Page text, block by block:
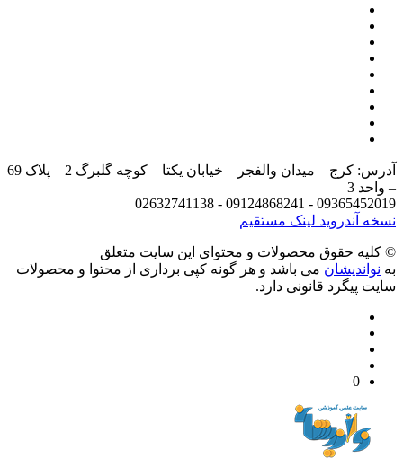
آدرس: کرج – میدان والفجر – خیابان یکتا – کوچه گلبرگ 2 – پلاک 69
3
09365452019 - 09124868241 -
آندرویدلینک مستقیم
حقوق محصولات و محتوای اين سایت متعلق
می باشد و هر گونه کپی برداری از محتوا و محصولات
پیگرد قانونی دارد.